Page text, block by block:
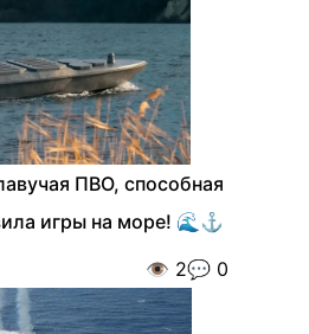
ПВО, способная
игры на море! 🌊⚓️
👁️ 2💬 0